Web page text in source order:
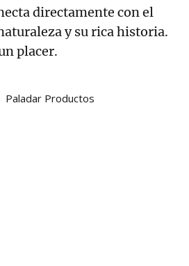
directamente con el
y su rica historia.
placer.
Paladar Productos